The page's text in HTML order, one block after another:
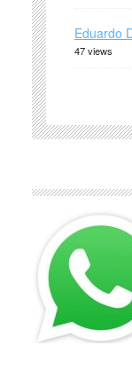
Eduardo
47 views